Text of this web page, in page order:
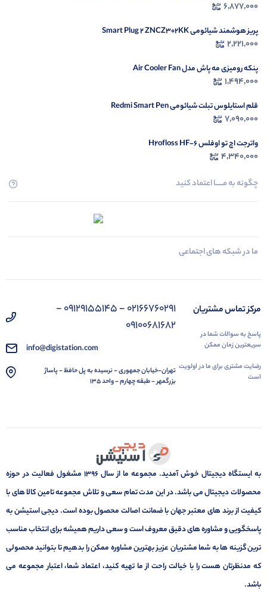
6,877,000
پریز هوشمند شیائومی Smart Plug 2 ZNCZ302KK
2,221,000
پنکه رومیزی مه پاش مدل Air Cooler Fan
1,494,000
قلم استایلوس تبلت شیائومی Redmi Smart Pen
7,090,000
واترجت اچ تو اوفلس H2ofloss HF-6
4,340,000
چگونه به مــــــا اعتماد کنید
ما در شبکه های اجتماعی
مرکز تماس مشتریان
پاسخ به سوالات شما در
سریعترین زمان ممکن
رضایت مشتری برای ما در اولویت
است
02166760291 - 09129155145 -
09100681682
info@digistation.com
تهران-خیابان جمهوری - نرسیده به پل حافظ - پاساژ
بزرگمهر - طبقه چهارم - واحد 135
به ایستگاه دیجیتال خوش آمدید. مجموعه ما از سال 1396 مشغول فعالیت در حوزه
محصولات دیجیتال می باشد. در این مدت تمام سعی و تلاش مجموعه تامین کالا های با
کیفیت از برند های معتبر جهان با ضمانت اصالت محصول بوده است. دیجی استیشن به
پاسخگویی و مشاوره های دقیق معروف است و سعی داریم همیشه برای انتخاب مناسب
ترین گزینه ها به شما مشتریان عزیز بهترین مشاوره ممکن را بدهیم تا بتوانید محصولی
که مدنظرتان هست را با خیالت راحت از ما تهیه کنید، اعتماد شما، اعتبار مجموعه می
باشد.